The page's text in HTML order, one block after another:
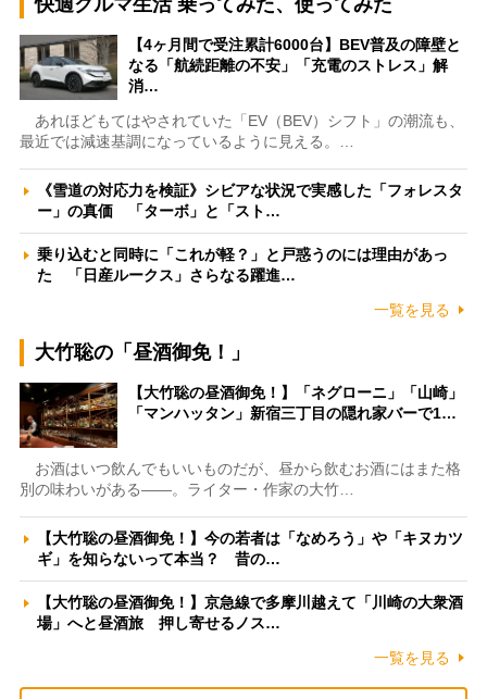
快適クルマ生活 乗ってみた、使ってみた
【4ヶ月間で受注累計6000台】BEV普及の障壁と
なる「航続距離の不安」「充電のストレス」解
消…
あれほどもてはやされていた「EV（BEV）シフト」の潮流も、
最近では減速基調になっているように見える。…
《雪道の対応力を検証》シビアな状況で実感した「フォレスタ
ー」の真価 「ターボ」と「スト…
乗り込むと同時に「これが軽？」と戸惑うのには理由があっ
た 「日産ルークス」さらなる躍進…
一覧を見る
大竹聡の「昼酒御免！」
【大竹聡の昼酒御免！】「ネグローニ」「山崎」
「マンハッタン」新宿三丁目の隠れ家バーで1…
お酒はいつ飲んでもいいものだが、昼から飲むお酒にはまた格
別の味わいがある――。ライター・作家の大竹…
【大竹聡の昼酒御免！】今の若者は「なめろう」や「キヌカツ
ギ」を知らないって本当？ 昔の…
【大竹聡の昼酒御免！】京急線で多摩川越えて「川崎の大衆酒
場」へと昼酒旅 押し寄せるノス…
一覧を見る